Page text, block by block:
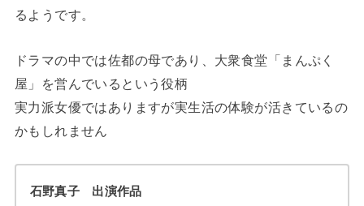
るようです。
ドラマの中では佐都の母であり、大衆食堂「まんぷく
屋」を営んでいるという役柄
実力派女優ではありますが実生活の体験が活きているの
かもしれません
石野真子 出演作品